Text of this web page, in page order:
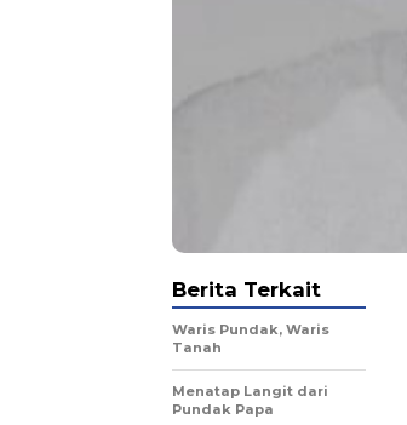
Berita Terkait
Waris Pundak, Waris
Tanah
Menatap Langit dari
Pundak Papa